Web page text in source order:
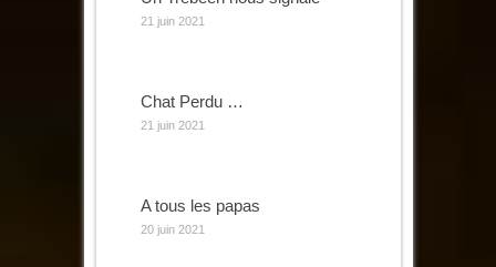
21 juin 2021
Chat Perdu …
21 juin 2021
A tous les papas
20 juin 2021